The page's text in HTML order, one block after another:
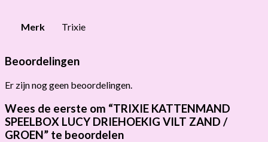
Merk Trixie
Beoordelingen
Er zijn nog geen beoordelingen.
Wees de eerste om “TRIXIE KATTENMAND
SPEELBOX LUCY DRIEHOEKIG VILT ZAND /
GROEN” te beoordelen